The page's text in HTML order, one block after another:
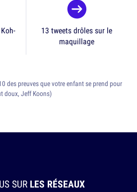
13 tweets drôles sur le
maquillage
des preuves que votre enfant se prend pour
doux, Jeff Koons)
SUR LES RÉSEAUX